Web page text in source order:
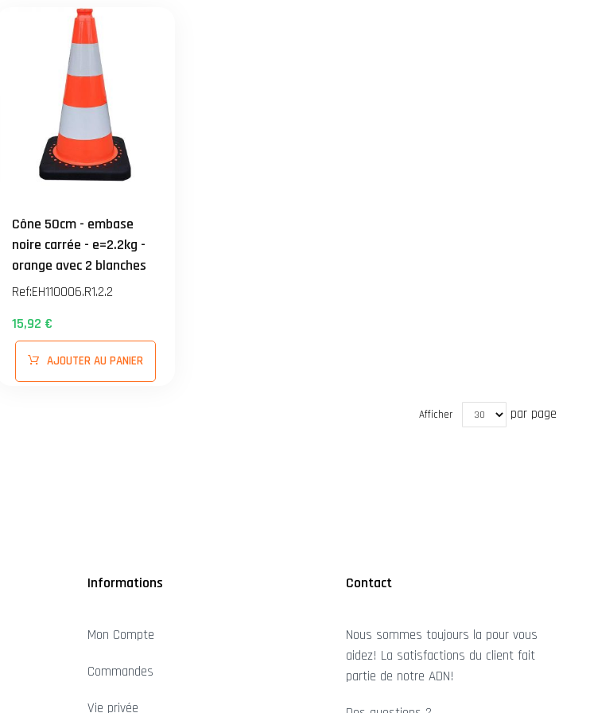
Cône 50cm - embase
noire carrée - e=2.2kg -
orange avec 2 blanches
réfléchissantes type 1
Ref:EH110006.R1.2.2
15,92 €
AJOUTER AU PANIER
Afficher par page
Informations
Mon Compte
Commandes
Vie privée
Contact
Nous sommes toujours la pour vous
aidez! La satisfactions du client fait
partie de notre ADN!